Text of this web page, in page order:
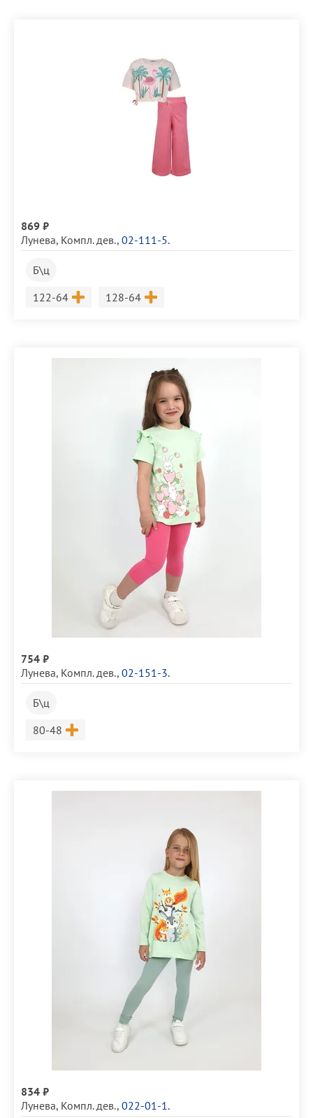
869 ₽
Лунева, Компл. дев., 02-111-5.
Б\ц
Размер
122-64 Размер
128-64
754 ₽
Лунева, Компл. дев., 02-151-3.
Б\ц
Размер
80-48
834 ₽
Лунева, Компл. дев., 022-01-1.